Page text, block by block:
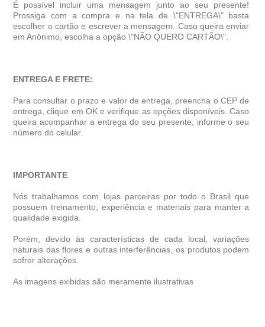
É possível incluir uma mensagem junto ao seu presente!
Prossiga com a compra e na tela de \"ENTREGA\" basta
escolher o cartão e escrever a mensagem. Caso queira enviar
em Anônimo, escolha a opção \"NÃO QUERO CARTÃO\".
ENTREGA E FRETE:
Para consultar o prazo e valor de entrega, preencha o CEP de
entrega, clique em OK e verifique as opções disponíveis. Caso
queira acompanhar a entrega do seu presente, informe o seu
número do celular.
IMPORTANTE
Nós trabalhamos com lojas parceiras por todo o Brasil que
possuem treinamento, experiência e materiais para manter a
qualidade exigida.
Porém, devido às características de cada local, variações
naturais das flores e outras interferências, os produtos podem
sofrer alterações.
As imagens exibidas são meramente ilustrativas